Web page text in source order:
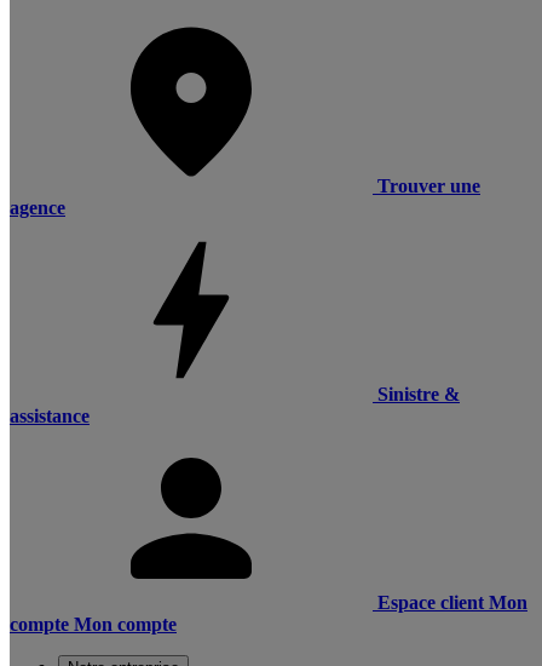
Trouver une
agence
Sinistre &
assistance
Espace client Mon
compte Mon compte